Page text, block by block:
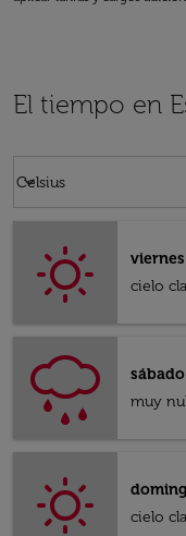
El tiempo en
Celsius
keyboard_arrow_down
viernes
cielo
sábado
muy
cielo